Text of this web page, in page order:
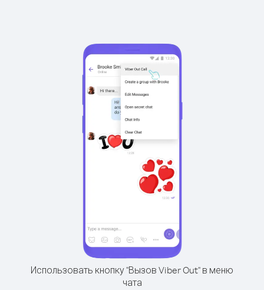
Использовать кнопку "Вызов Viber Out" в меню
чата